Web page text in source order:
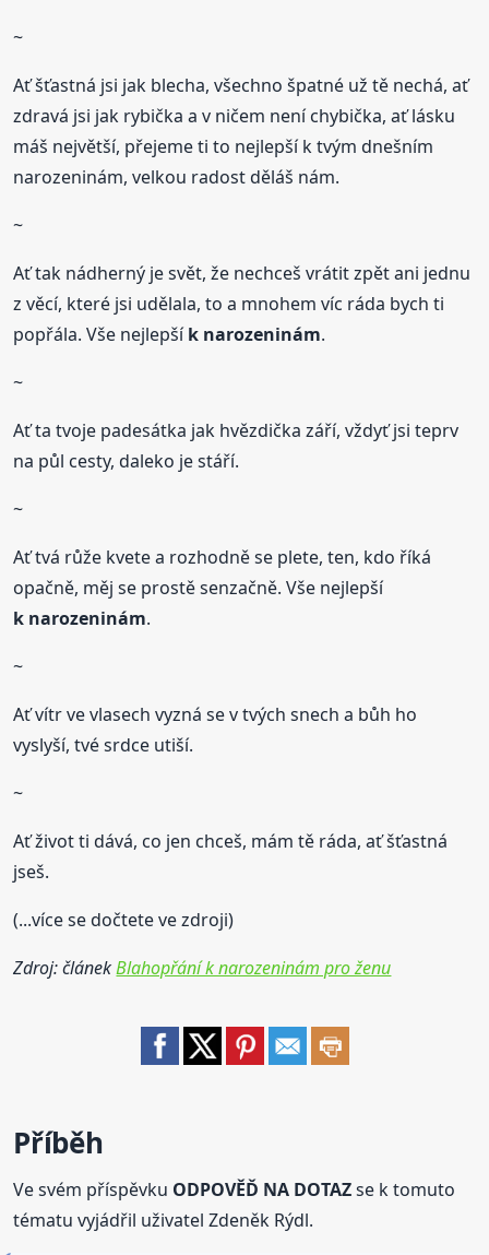
~
Ať šťastná jsi jak blecha, všechno špatné už tě nechá, ať
zdravá jsi jak rybička a v ničem není chybička, ať lásku
máš největší, přejeme ti to nejlepší k tvým dnešním
narozeninám, velkou radost děláš nám.
~
Ať tak nádherný je svět, že nechceš vrátit zpět ani jednu
z věcí, které jsi udělala, to a mnohem víc ráda bych ti
popřála. Vše nejlepšík narozeninám.
~
Ať ta tvoje padesátka jak hvězdička září, vždyť jsi teprv
na půl cesty, daleko je stáří.
~
Ať tvá růže kvete a rozhodně se plete, ten, kdo říká
opačně, měj se prostě senzačně. Vše nejlepší
k narozeninám.
~
Ať vítr ve vlasech vyzná se v tvých snech a bůh ho
vyslyší, tvé srdce utiší.
~
Ať život ti dává, co jen chceš, mám tě ráda, ať šťastná
jseš.
(...více se dočtete ve zdroji)
Zdroj: článekBlahopřání k narozeninám pro ženu
Příběh
Ve svém příspěvku ODPOVĚĎ NA DOTAZse k tomuto
tématu vyjádřil uživatel Zdeněk Rýdl.